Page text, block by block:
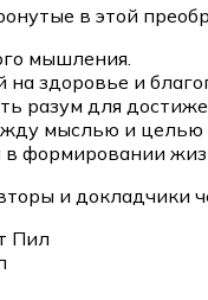
в этой
мышления.
на здоровье и
разум для
мыслью и целью
в формировании
и докладчики
Пил